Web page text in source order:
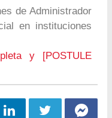
de Administrador
en instituciones
y [POSTULE